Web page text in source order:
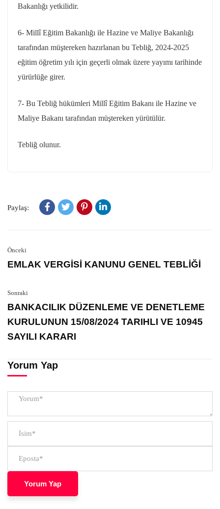
Bakanlığı yetkilidir.
6- Millî Eğitim Bakanlığı ile Hazine ve Maliye Bakanlığı
tarafından müştereken hazırlanan bu Tebliğ, 2024-2025
eğitim öğretim yılı için geçerli olmak üzere yayımı tarihinde
yürürlüğe girer.
7- Bu Tebliğ hükümleri Millî Eğitim Bakanı ile Hazine ve
Maliye Bakanı tarafından müştereken yürütülür.
Tebliğ olunur.
Paylaş:
Önceki
EMLAK VERGİSİ KANUNU GENEL TEBLİĞİ
Sonraki
BANKACILIK DÜZENLEME VE DENETLEME
KURULUNUN 15/08/2024 TARIHLI VE 10945
SAYILI KARARI
Yorum Yap